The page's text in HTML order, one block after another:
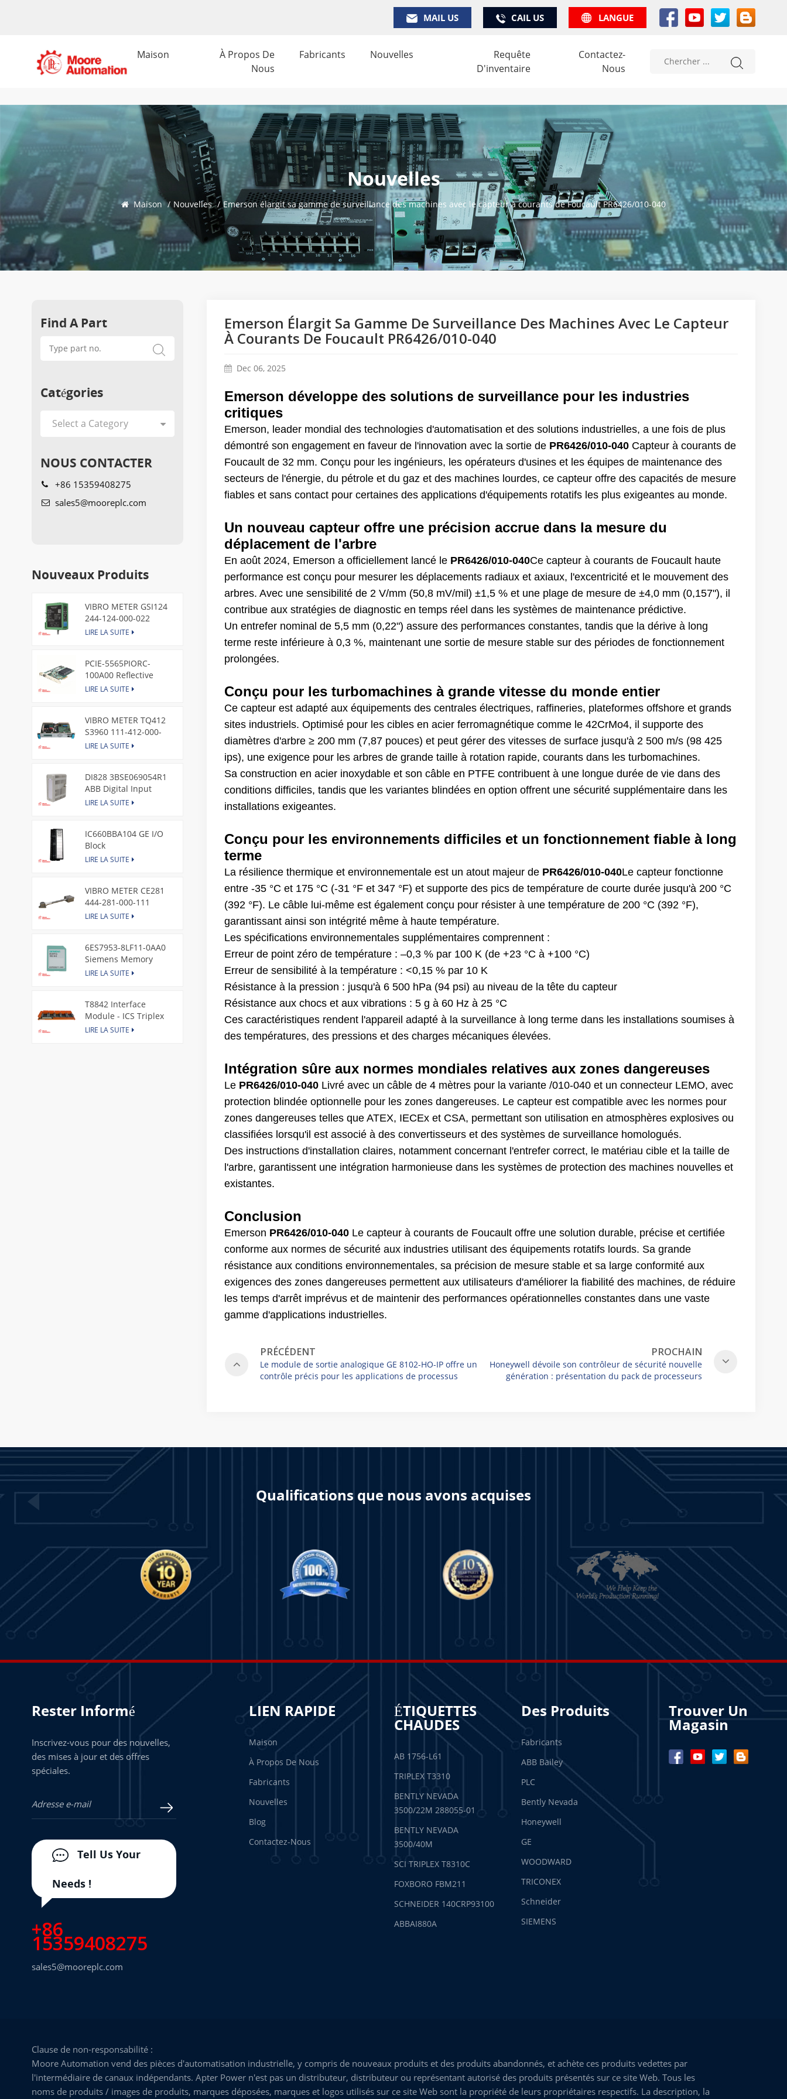
MAIL US CAIL US LANGUE
Maison
À Propos De
Nous
Fabricants Nouvelles
Requête
D'inventaire
Contactez-
Nous
Nouvelles
Maison / Nouvelles / Emerson élargit sa gamme de surveillance des machines avec le capteur à courants de Foucault PR6426/010-040
Emerson Élargit Sa Gamme De Surveillance Des Machines Avec Le Capteur
À Courants De Foucault PR6426/010-040
Dec 06, 2025
Emerson développe des solutions de surveillance pour les industries
critiques
Emerson, leader mondial des technologies d'automatisation et des solutions industrielles, a une fois de plus
démontré son engagement en faveur de l'innovation avec la sortie de PR6426/010-040 Capteur à courants de
Foucault de 32 mm. Conçu pour les ingénieurs, les opérateurs d'usines et les équipes de maintenance des
secteurs de l'énergie, du pétrole et du gaz et des machines lourdes, ce capteur offre des capacités de mesure
fiables et sans contact pour certaines des applications d'équipements rotatifs les plus exigeantes au monde.
Un nouveau capteur offre une précision accrue dans la mesure du
déplacement de l'arbre
En août 2024, Emerson a officiellement lancé le PR6426/010-040Ce capteur à courants de Foucault haute
performance est conçu pour mesurer les déplacements radiaux et axiaux, l'excentricité et le mouvement des
arbres. Avec une sensibilité de 2 V/mm (50,8 mV/mil) ±1,5 % et une plage de mesure de ±4,0 mm (0,157"), il
contribue aux stratégies de diagnostic en temps réel dans les systèmes de maintenance prédictive.
Un entrefer nominal de 5,5 mm (0,22") assure des performances constantes, tandis que la dérive à long
terme reste inférieure à 0,3 %, maintenant une sortie de mesure stable sur des périodes de fonctionnement
prolongées.
Conçu pour les turbomachines à grande vitesse du monde entier
Ce capteur est adapté aux équipements des centrales électriques, raffineries, plateformes offshore et grands
sites industriels. Optimisé pour les cibles en acier ferromagnétique comme le 42CrMo4, il supporte des
diamètres d'arbre ≥ 200 mm (7,87 pouces) et peut gérer des vitesses de surface jusqu'à 2 500 m/s (98 425
ips), une exigence pour les arbres de grande taille à rotation rapide, courants dans les turbomachines.
Sa construction en acier inoxydable et son câble en PTFE contribuent à une longue durée de vie dans des
conditions difficiles, tandis que les variantes blindées en option offrent une sécurité supplémentaire dans les
installations exigeantes.
Conçu pour les environnements difficiles et un fonctionnement fiable à long
terme
La résilience thermique et environnementale est un atout majeur de PR6426/010-040Le capteur fonctionne
entre -35 °C et 175 °C (-31 °F et 347 °F) et supporte des pics de température de courte durée jusqu'à 200 °C
(392 °F). Le câble lui-même est également conçu pour résister à une température de 200 °C (392 °F),
garantissant ainsi son intégrité même à haute température.
Les spécifications environnementales supplémentaires comprennent :
Erreur de point zéro de température : –0,3 % par 100 K (de +23 °C à +100 °C)
Erreur de sensibilité à la température : <0,15 % par 10 K
Résistance à la pression : jusqu'à 6 500 hPa (94 psi) au niveau de la tête du capteur
Résistance aux chocs et aux vibrations : 5 g à 60 Hz à 25 °C
Ces caractéristiques rendent l'appareil adapté à la surveillance à long terme dans les installations soumises à
des températures, des pressions et des charges mécaniques élevées.
Intégration sûre aux normes mondiales relatives aux zones dangereuses
Le PR6426/010-040 Livré avec un câble de 4 mètres pour la variante /010-040 et un connecteur LEMO, avec
protection blindée optionnelle pour les zones dangereuses. Le capteur est compatible avec les normes pour
zones dangereuses telles que ATEX, IECEx et CSA, permettant son utilisation en atmosphères explosives ou
classifiées lorsqu'il est associé à des convertisseurs et des systèmes de surveillance homologués.
Des instructions d'installation claires, notamment concernant l'entrefer correct, le matériau cible et la taille de
l'arbre, garantissent une intégration harmonieuse dans les systèmes de protection des machines nouvelles et
existantes.
Conclusion
Emerson PR6426/010-040 Le capteur à courants de Foucault offre une solution durable, précise et certifiée
conforme aux normes de sécurité aux industries utilisant des équipements rotatifs lourds. Sa grande
résistance aux conditions environnementales, sa précision de mesure stable et sa large conformité aux
exigences des zones dangereuses permettent aux utilisateurs d'améliorer la fiabilité des machines, de réduire
les temps d'arrêt imprévus et de maintenir des performances opérationnelles constantes dans une vaste
gamme d'applications industrielles.
PRÉCÉDENT
Le module de sortie analogique GE 8102-HO-IP offre un
contrôle précis pour les applications de processus
PROCHAIN
Honeywell dévoile son contrôleur de sécurité nouvelle
génération : présentation du pack de processeurs
Find A Part
Catégories
NOUS CONTACTER
+86 15359408275
sales5@mooreplc.com
Nouveaux Produits
VIBRO METER GSI124
244-124-000-022
Piezoelectric Pressure
LIRE LA SUITE
PCIE-5565PIORC-
100A00 Reflective
Memory PCI Express
LIRE LA SUITE
VIBRO METER TQ412
S3960 111-412-000-
013 Reverse Mount
LIRE LA SUITE
DI828 3BSE069054R1
ABB Digital Input
Module
LIRE LA SUITE
IC660BBA104 GE I/O
Block
LIRE LA SUITE
VIBRO METER CE281
444-281-000-111
Piezoelectric Pressure
LIRE LA SUITE
6ES7953-8LF11-0AA0
Siemens Memory
Card
LIRE LA SUITE
T8842 Interface
Module - ICS Triplex
LIRE LA SUITE
Qualifications que nous avons acquises
Rester Informé
Inscrivez-vous pour des nouvelles,
des mises à jour et des offres
spéciales.
Tell Us Your
Needs !
+86
15359408275
sales5@mooreplc.com
LIEN RAPIDE
Maison
À Propos De Nous
Fabricants
Nouvelles
Blog
Contactez-Nous
ÉTIQUETTES
CHAUDES
AB 1756-L61
TRIPLEX T3310
BENTLY NEVADA
3500/22M 288055-01
BENTLY NEVADA
3500/40M
SCI TRIPLEX T8310C
FOXBORO FBM211
SCHNEIDER 140CRP93100
ABBAI880A
Des Produits
Fabricants
ABB Bailey
PLC
Bently Nevada
Honeywell
GE
WOODWARD
TRICONEX
Schneider
SIEMENS
Trouver Un
Magasin
Clause de non-responsabilité :
Moore Automation vend des pièces d'automatisation industrielle, y compris de nouveaux produits et des produits abandonnés, et achète ces produits vedettes par
l'intermédiaire de canaux indépendants. Apter Power n'est pas un distributeur, distributeur ou représentant autorisé des produits présentés sur ce site Web. Tous les
noms de produits / images de produits, marques déposées, marques et logos utilisés sur ce site Web sont la propriété de leurs propriétaires respectifs. La description, la